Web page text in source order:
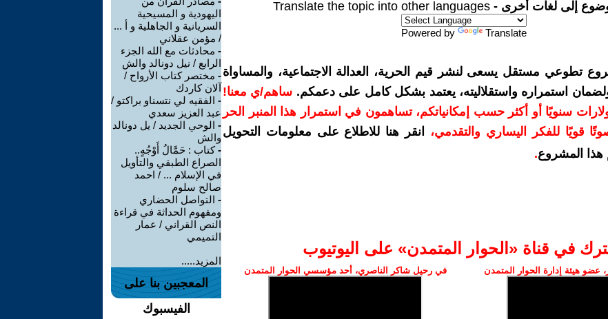
إلى لغات أخرى - Translate the topic into other languages
Powered by Translate
تطوعي مستقل يسعى لنشر قيم الحرية، العدالة الاجتماعية، والمساواة
استمراره واستقلاليته، يعتمد بشكل كامل على دعمكم. ساهم/ي معنا!
بمبلغ 10 دولارات سنويًا أو أكثر حسب إمكانياتكم، تساهمون في استمرار هذا المنبر الحر
قويًا للفكر اليساري والتقدمي،
انقر هنا للاطلاع على معلومات التحويل
المشروع.
في قناة ‫«الحوار المتمدن» على اليوتيوب
عضو هيئة إدارة الحوار المتمدن في رحيل شاكر الناصري، أحد مؤسسي الحوار المتمدن
اليهودية و المسيحية
السريانية و الجاهلية و أ ...
/ مؤمن عقلاني
- محادثات مع الله الجزء
الرابع / نيل دونالد والش
- مختصر كتاب الأرواح /
آلان كاردك
- الفقيه لي نتسناو براكتو /
عبد العزيز سعدي
- الوحي الجديد / يل دونالد
والش
-كتاب : حَمَّالُ أَوْجُهٍ..
الصراع الطبقي والتأويل
في الإسلام ... / احمد
صالح سلوم
- التواصل الحضاري
ومفهوم الحداثة في قراءة
النص القراني / عمار
التميمي
المزيد.....
المعجبين بنا على
الفيسبوك